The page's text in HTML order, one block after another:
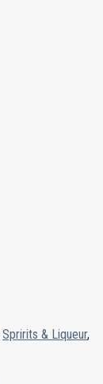
Spririts & Liqueur,